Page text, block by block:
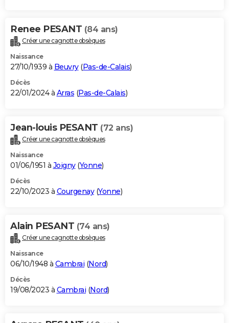
Renee PESANT (84 ans)
Créer une cagnotte obsèques
Naissance
27/10/1939 à Beuvry(Pas-de-Calais)
Décès
22/01/2024 à Arras (Pas-de-Calais)
Jean-louis PESANT (72 ans)
Créer une cagnotte obsèques
Naissance
01/06/1951 à Joigny(Yonne)
Décès
22/10/2023 à Courgenay(Yonne)
Alain PESANT (74 ans)
Créer une cagnotte obsèques
Naissance
06/10/1948 à Cambrai (Nord)
Décès
19/08/2023 à Cambrai (Nord)